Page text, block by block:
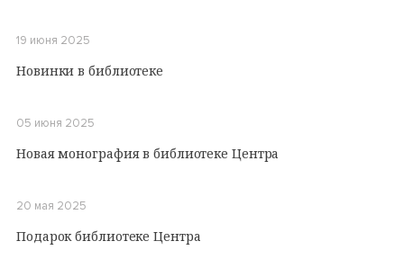
19 июня 2025
Новинки в библиотеке
05 июня 2025
Новая монография в библиотеке Центра
20 мая 2025
Подарок библиотеке Центра